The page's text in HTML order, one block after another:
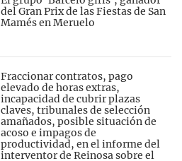
del Gran Prix de las Fiestas de San
Mamés en Meruelo
Fraccionar contratos, pago
elevado de horas extras,
incapacidad de cubrir plazas
claves, tribunales de selección
amañados, posible situación de
acoso e impagos de
productividad, en el informe del
interventor de Reinosa sobre el